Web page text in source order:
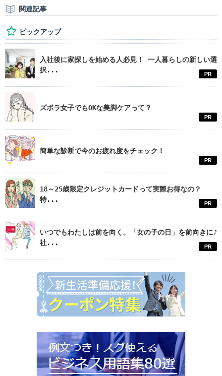
関連記事
ピックアップ
入社後に家探しを始める人必見！ 一人暮らしの新しい選
択...
PR
ズボラ女子でもOKな美脚ケアって？
PR
簡単な診断で今のお疲れ度をチェック！
PR
18～25歳限定クレジットカードって実際お得なの？
特...
PR
いつでもわたしは前を向く。「女の子の日」を前向きに♪
社...
PR